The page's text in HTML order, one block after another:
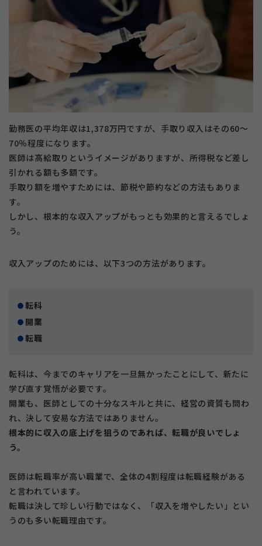
勤務医の平均年収は1,378万円ですが、手取り収入はその60〜
70％程度になります。
医師は高給取りというイメージがありますが、所得税など差し
引かれる額も多額です。
手取り額を増やすためには、節税や節約などの方法もありま
す。
しかし、根本的な収入アップがもっとも効果的と言えるでしょ
う。
収入アップのためには、以下3つの方法があります。
転科
開業
転職
転科は、今までのキャリアを一旦無かったことにして、新たに
学び直す覚悟が必要です。
開業も、医師としての十分なスキルと共に、経営の資質も問わ
れ、決して安易な方法ではありません。
根本的に収入の底上げを狙うのであれば、転職が良いでしょ
う。
医師は転職率が高い職業で、全体の4割程度は転職経験がある
と言われています。
転職は決して珍しい行動ではなく、「収入を増やしたい」とい
うのも多い転職理由です。